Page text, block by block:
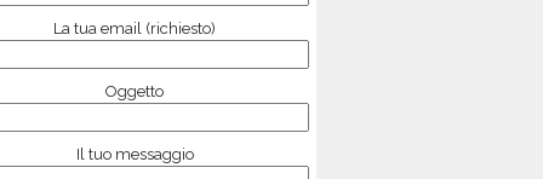
La tua email (richiesto)
Oggetto
Il tuo messaggio